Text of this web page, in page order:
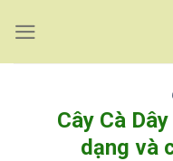
content
Cây Cà
dạng và